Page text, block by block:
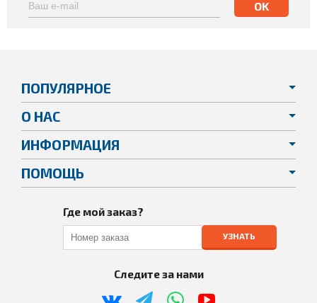
ПОПУЛЯРНОЕ
О НАС
ИНФОРМАЦИЯ
ПОМОЩЬ
Где мой заказ?
УЗНАТЬ
Следите за нами